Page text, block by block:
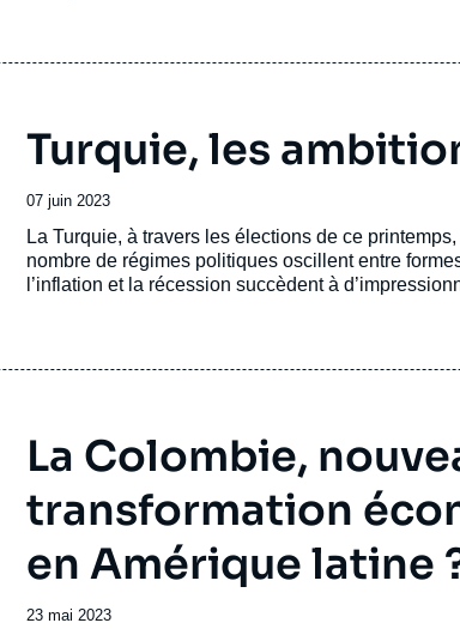
Turquie, les
Date
de
publication
07 juin 2023
Accroche
La Turquie, à travers les élections de ce
nombre de régimes politiques oscillent entre
l’inflation et la récession succèdent à
La Colombie,
transformation
en Amérique latine
Date
23 mai 2023